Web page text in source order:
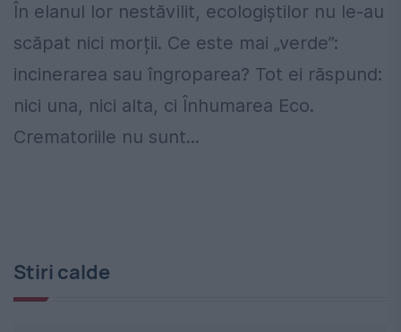
În elanul lor nestăvilit, ecologiștilor nu le-au
scăpat nici morții. Ce este mai „verde”:
incinerarea sau îngroparea? Tot ei răspund:
nici una, nici alta, ci Înhumarea Eco.
Crematoriile nu sunt...
Stiri calde